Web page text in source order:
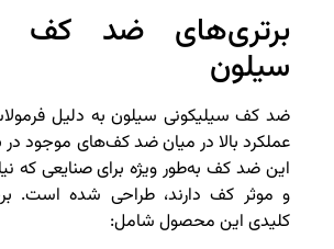
برتری‌های ضد کف
سیلون
ضد کف سیلیکونی سیلون به دلیل
عملکرد بالا در میان ضد کف‌های موجود در
این ضد کف به‌طور ویژه برای صنایعی که
و موثر کف دارند، طراحی شده است.
کلیدی این محصول شامل: